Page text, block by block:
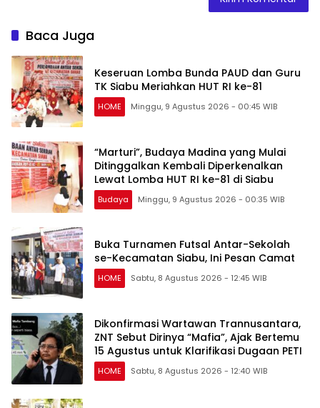
Baca Juga
Keseruan Lomba Bunda PAUD dan Guru
TK Siabu Meriahkan HUT RI ke-81
HOME Minggu, 9 Agustus 2026 - 00:45 WIB
“Marturi”, Budaya Madina yang Mulai
Ditinggalkan Kembali Diperkenalkan
Lewat Lomba HUT RI ke-81 di Siabu
Budaya Minggu, 9 Agustus 2026 - 00:35 WIB
Buka Turnamen Futsal Antar-Sekolah
se-Kecamatan Siabu, Ini Pesan Camat
HOME Sabtu, 8 Agustus 2026 - 12:45 WIB
Dikonfirmasi Wartawan Trannusantara,
ZNT Sebut Dirinya “Mafia”, Ajak Bertemu
15 Agustus untuk Klarifikasi Dugaan PETI
HOME Sabtu, 8 Agustus 2026 - 12:40 WIB